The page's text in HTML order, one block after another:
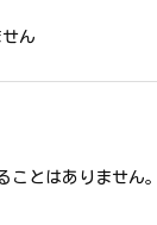
ん
ことはありません。